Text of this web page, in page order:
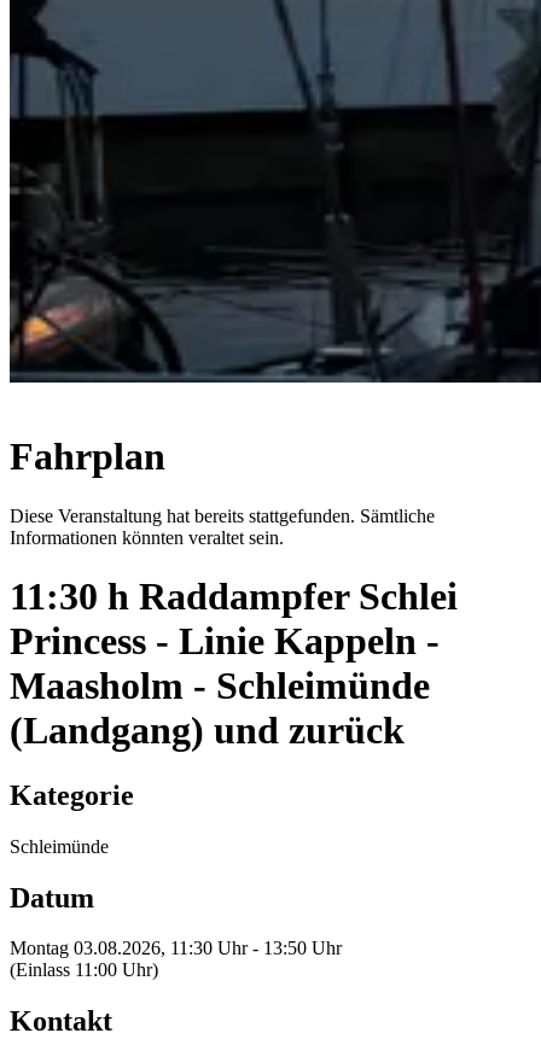
Fahrplan
Diese Veranstaltung hat bereits stattgefunden. Sämtliche
Informationen könnten veraltet sein.
11:30 h Raddampfer Schlei
Princess - Linie Kappeln -
Maasholm - Schleimünde
(Landgang) und zurück
Kategorie
Schleimünde
Datum
Montag 03.08.2026, 11:30 Uhr - 13:50 Uhr
(Einlass 11:00 Uhr)
Kontakt